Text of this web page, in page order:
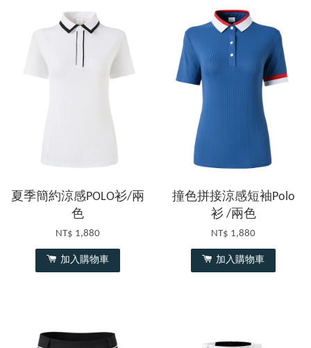
夏季簡約涼感POLO衫/兩
色
NT$ 1,880
加入購物車
撞色拼接涼感短袖Polo
衫 /兩色
NT$ 1,880
加入購物車